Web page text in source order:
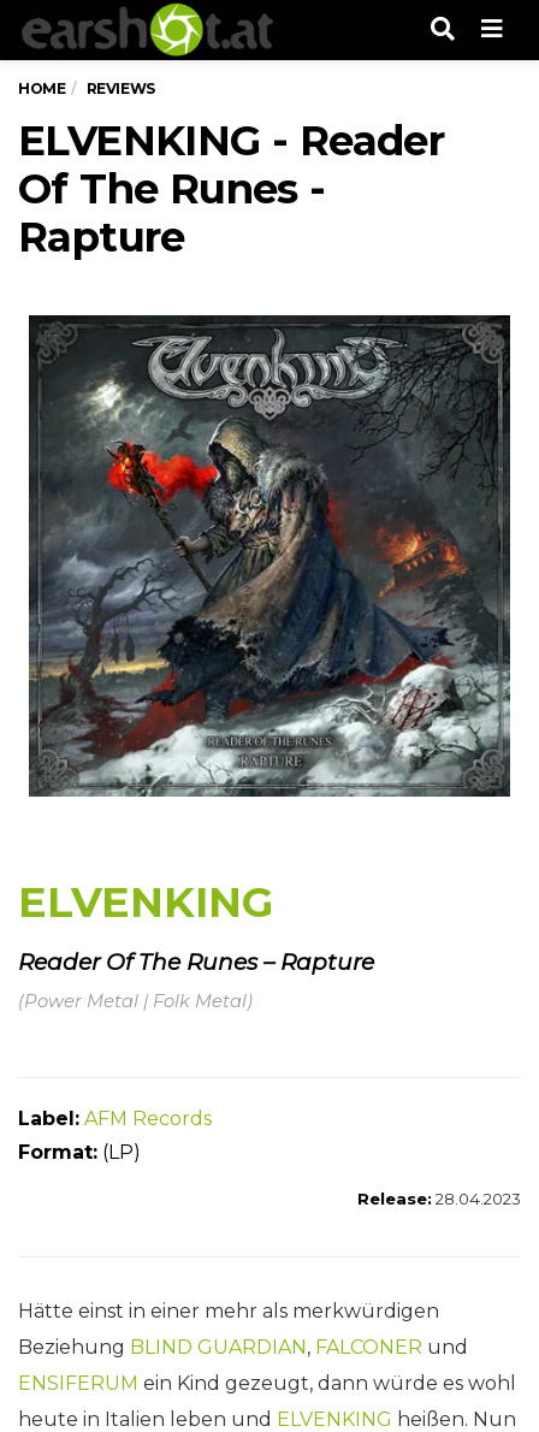
HOME REVIEWS
ELVENKING - Reader
Of The Runes -
Rapture
ELVENKING
Reader Of The Runes – Rapture
(Power Metal | Folk Metal)
Label: AFM Records
Format: (LP)
Release: 28.04.2023
Hätte einst in einer mehr als merkwürdigen
Beziehung BLIND GUARDIAN, FALCONER und
ENSIFERUM ein Kind gezeugt, dann würde es wohl
heute in Italien leben und ELVENKING heißen. Nun